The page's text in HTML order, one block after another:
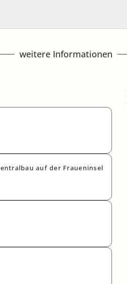
weitere Informationen
auf der Fraueninsel